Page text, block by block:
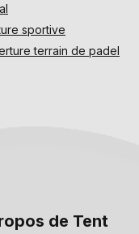
sportive
terrain de padel
de Tent